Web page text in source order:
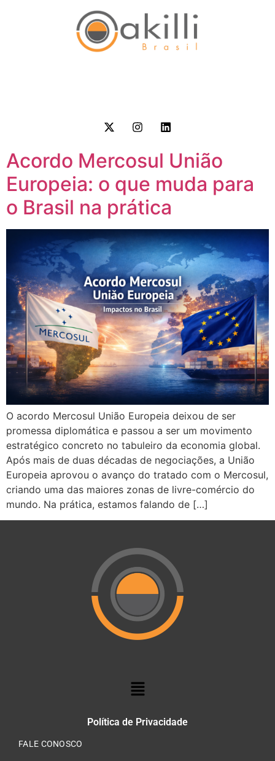
Acordo Mercosul União
Europeia: o que muda para
o Brasil na prática
O acordo Mercosul União Europeia deixou de ser
promessa diplomática e passou a ser um movimento
estratégico concreto no tabuleiro da economia global.
Após mais de duas décadas de negociações, a União
Europeia aprovou o avanço do tratado com o Mercosul,
criando uma das maiores zonas de livre-comércio do
mundo. Na prática, estamos falando de […]
Política de Privacidade
FALE CONOSCO